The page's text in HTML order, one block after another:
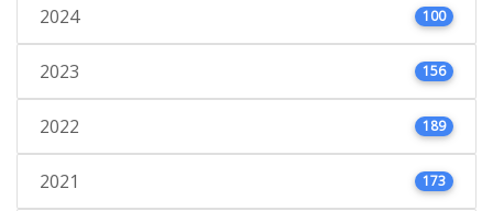
2024 100
2023 156
2022 189
2021 173